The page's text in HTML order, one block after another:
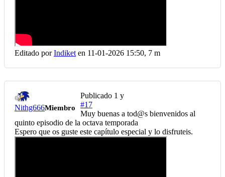
Editado porIndiket en 11-01-2026 15:50, 7 m
Nithg666Miembro
Publicado 1 y
#17
Muy buenas a tod@s bienvenidos al
quinto episodio de la octava temporada
Espero que os guste este capítulo especial y lo disfruteis.